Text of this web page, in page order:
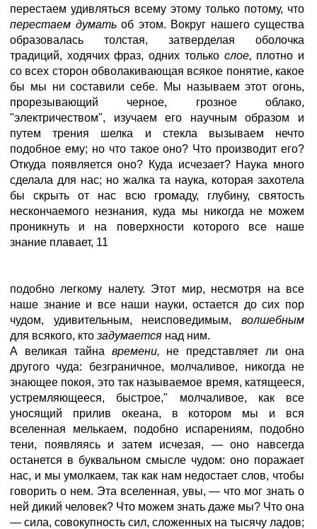
перестаем удивляться всему этому только потому, что
перестаем думатьоб этом. Вокруг нашего существа
образовалась толстая, затверделая оболочка
традиций, ходячих фраз, одних только слое, плотно и
со всех сторон обволакивающая всякое понятие, какое
бы мы ни составили себе. Мы называем этот огонь,
прорезывающий черное, грозное облако,
"электричеством", изучаем его научным образом и
путем трения шелка и стекла вызываем нечто
подобное ему; но что такое оно? Что производит его?
Откуда появляется оно? Куда исчезает? Наука много
сделала для нас; но жалка та наука, которая захотела
бы скрыть от нас всю громаду, глубину, святость
нескончаемого незнания, куда мы никогда не можем
проникнуть и на поверхности которого все наше
знание плавает, 11
подобно легкому налету. Этот мир, несмотря на все
наше знание и все наши науки, остается до сих пор
чудом, удивительным, неисповедимым, волшебным
для всякого, кто задумается над ним.
А великая тайна времени, не представляет ли она
другого чуда: безграничное, молчаливое, никогда не
знающее покоя, это так называемое время, катящееся,
устремляющееся, быстрое," молчаливое, как все
уносящий прилив океана, в котором мы и вся
вселенная мелькаем, подобно испарениям, подобно
тени, появляясь и затем исчезая, — оно навсегда
останется в буквальном смысле чудом: оно поражает
нас, и мы умолкаем, так как нам недостает слов, чтобы
говорить о нем. Эта вселенная, увы, — что мог знать о
ней дикий человек? Что можем знать даже мы? Что она
— сила, совокупность сил, сложенных на тысячу ладов;